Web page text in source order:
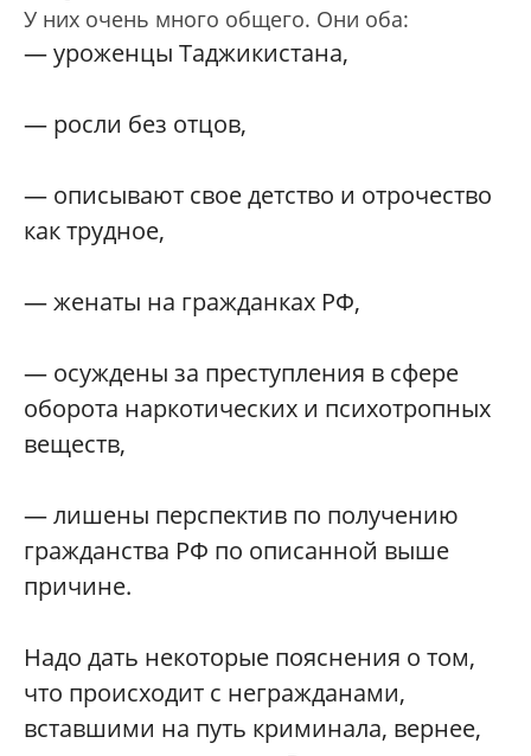
У них очень много общего. Они оба:
— уроженцы Таджикистана,
— росли без отцов,
— описывают свое детство и отрочество
как трудное,
— женаты на гражданках РФ,
— осуждены за преступления в сфере
оборота наркотических и психотропных
веществ,
— лишены перспектив по получению
гражданства РФ по описанной выше
причине.
Надо дать некоторые пояснения о том,
что происходит с негражданами,
вставшими на путь криминала, вернее,